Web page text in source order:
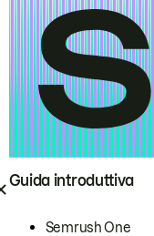
Guida introduttiva
Semrush One